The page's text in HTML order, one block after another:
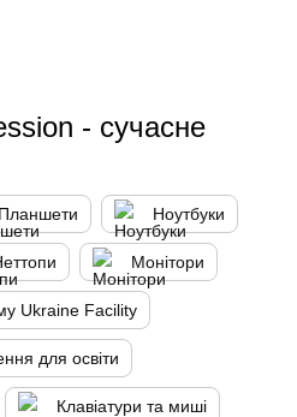
- сучасне
Планшети Ноутбуки
Монітори
Ukraine Facility
для освіти
Клавіатури та миші